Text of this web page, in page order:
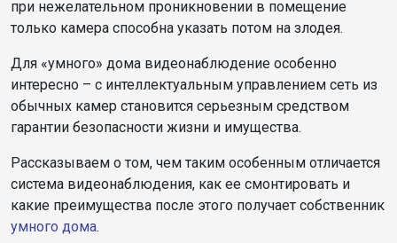
при нежелательном проникновении в помещение
только камера способна указать потом на злодея.
Для «умного» дома видеонаблюдение особенно
интересно – с интеллектуальным управлением сеть из
обычных камер становится серьезным средством
гарантии безопасности жизни и имущества.
Рассказываем о том, чем таким особенным отличается
система видеонаблюдения, как ее смонтировать и
какие преимущества после этого получает собственник
умного дома.